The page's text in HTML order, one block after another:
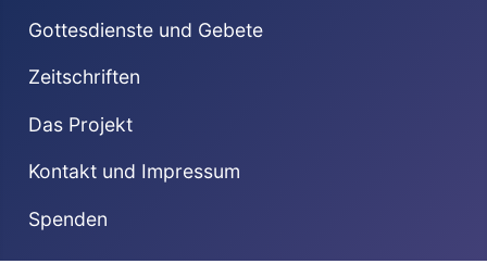
Gottesdienste und Gebete
Zeitschriften
Das Projekt
Kontakt und Impressum
Spenden